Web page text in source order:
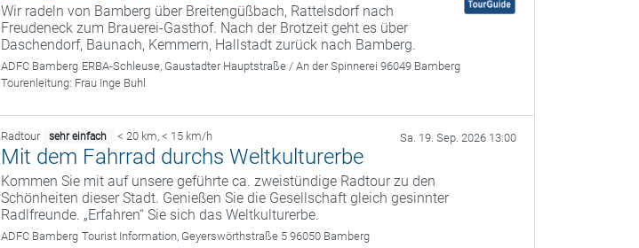
Wir radeln von Bamberg über Breitengüßbach, Rattelsdorf nach
Freudeneck zum Brauerei-Gasthof. Nach der Brotzeit geht es über
Daschendorf, Baunach, Kemmern, Hallstadt zurück nach Bamberg.
ADFC Bamberg ERBA-Schleuse, Gaustadter Hauptstraße / An der Spinnerei 96049 Bamberg
Tourenleitung: Frau Inge Buhl
Radtour sehr einfach < 20 km, < 15 km/h Sa. 19. Sep. 2026 13:00
Mit dem Fahrrad durchs Weltkulturerbe
Kommen Sie mit auf unsere geführte ca. zweistündige Radtour zu den
Schönheiten dieser Stadt. Genießen Sie die Gesellschaft gleich gesinnter
Radlfreunde. „Erfahren“ Sie sich das Weltkulturerbe.
ADFC Bamberg Tourist Information, Geyerswörthstraße 5 96050 Bamberg